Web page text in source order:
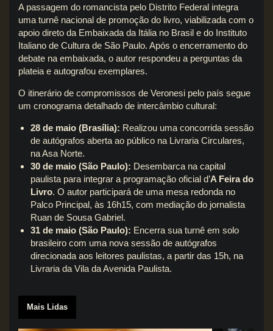
A passagem do romancista pelo Distrito Federal integra
uma turnê nacional de promoção do livro, viabilizada com o
apoio direto da Embaixada da Itália no Brasil e do Instituto
Italiano de Cultura de São Paulo. Após o encerramento do
debate na embaixada, o autor respondeu a perguntas da
plateia e autografou exemplares.
O itinerário de compromissos de Veronesi pelo país segue
um cronograma detalhado de intercâmbio cultural:
28 de maio (Brasília): Realizou uma concorrida sessão
de autógrafos aberta ao público na Livraria Circulares,
na Asa Norte.
30 de maio (São Paulo): Desembarca na capital
paulista para integrar a programação oficial d’A Feira do
Livro. O autor participará de uma mesa redonda no
Palco Principal, às 16h15, com mediação do jornalista
Ruan de Sousa Gabriel.
31 de maio (São Paulo): Encerra sua turnê em solo
brasileiro com uma nova sessão de autógrafos
direcionada aos leitores paulistas, a partir das 15h, na
Livraria da Vila da Avenida Paulista.
Mais Lidas